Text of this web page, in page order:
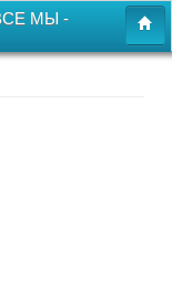
МЫ -